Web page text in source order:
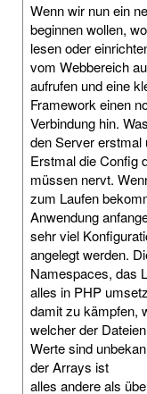
Wenn wir nun ein
beginnen wollen,
lesen oder
vom Webbereich
aufrufen und eine
Framework einen
Verbindung hin.
den Server
Erstmal die Config
müssen nervt.
zum Laufen
Anwendung
sehr viel
angelegt werden.
Namespaces, das
alles in PHP
damit zu kämpfen,
welcher der
Werte sind
der Arrays ist
alles andere als